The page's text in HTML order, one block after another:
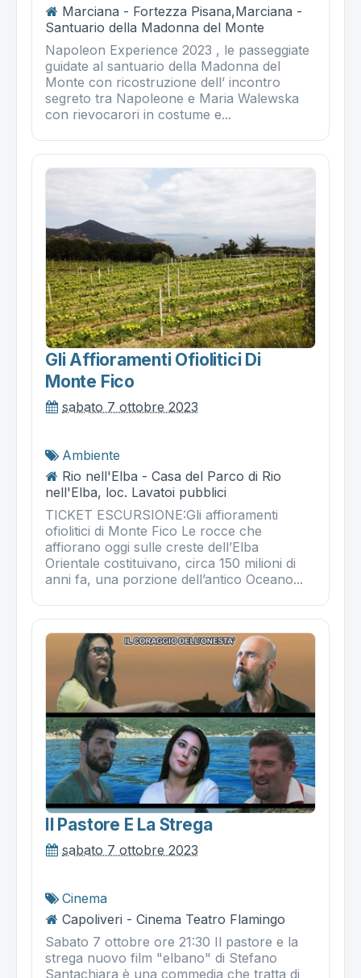
Marciana - Fortezza Pisana,Marciana -
Santuario della Madonna del Monte
Napoleon Experience 2023 , le passeggiate
guidate al santuario della Madonna del
Monte con ricostruzione dell’ incontro
segreto tra Napoleone e Maria Walewska
con rievocarori in costume e...
Gli Affioramenti Ofiolitici Di
Monte Fico
sabato 7 ottobre 2023
Ambiente
Rio nell'Elba - Casa del Parco di Rio
nell'Elba, loc. Lavatoi pubblici
TICKET ESCURSIONE:Gli affioramenti
ofiolitici di Monte Fico Le rocce che
affiorano oggi sulle creste dell’Elba
Orientale costituivano, circa 150 milioni di
anni fa, una porzione dell’antico Oceano...
Il Pastore E La Strega
sabato 7 ottobre 2023
Cinema
Capoliveri - Cinema Teatro Flamingo
Sabato 7 ottobre ore 21:30 Il pastore e la
strega nuovo film "elbano" di Stefano
Santachiara è una commedia che tratta di